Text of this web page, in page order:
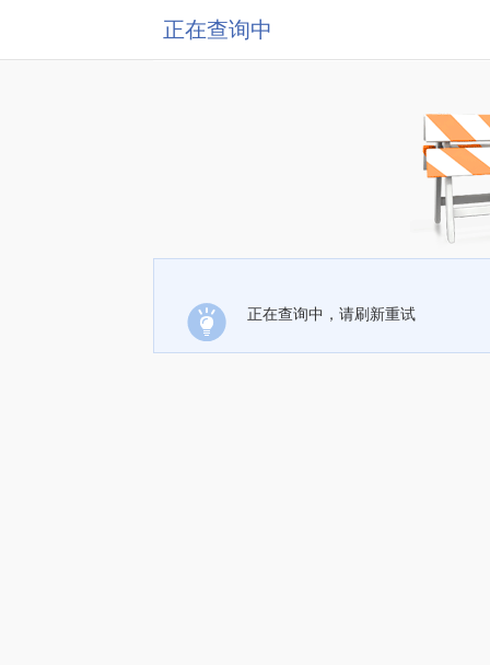
正在查询中
正在查询中，请刷新重试